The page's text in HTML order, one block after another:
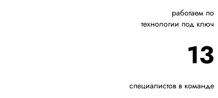
работаем по
технологии под ключ
13
специалистов в команде